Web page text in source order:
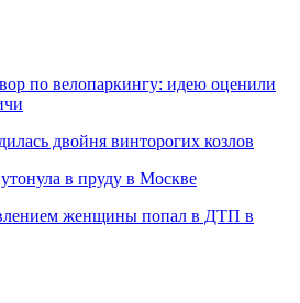
по велопаркингу: идею оценили
двойня винторогих козлов
в пруду в Москве
женщины попал в ДТП в